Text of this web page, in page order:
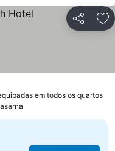
Partilhar
em todos os quartos